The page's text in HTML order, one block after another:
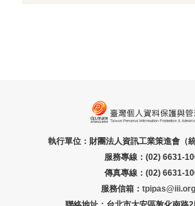
執行單位：財團法人資訊工業策進會（
服務專線：(02) 6631-
傳真專線：(02) 6631-
服務信箱：